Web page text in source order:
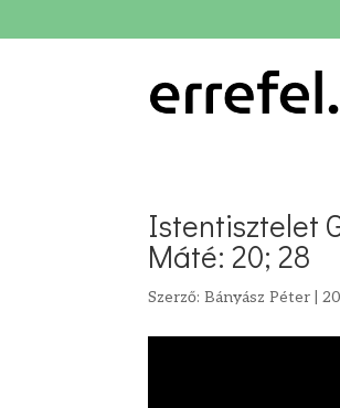
Istentisztelet
Máté: 20; 28
Szerző:Bányász Péter |